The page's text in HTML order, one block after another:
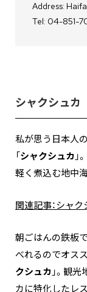
Address:
Tel: 04-851-
シャクシュカ
私が思う日本人
「 シャクシュカ」
軽く煮込む地中
関連記事：シャ
朝ごはんの鉄板
べれるのでオス
クシュカ」。観
カに特化したレ